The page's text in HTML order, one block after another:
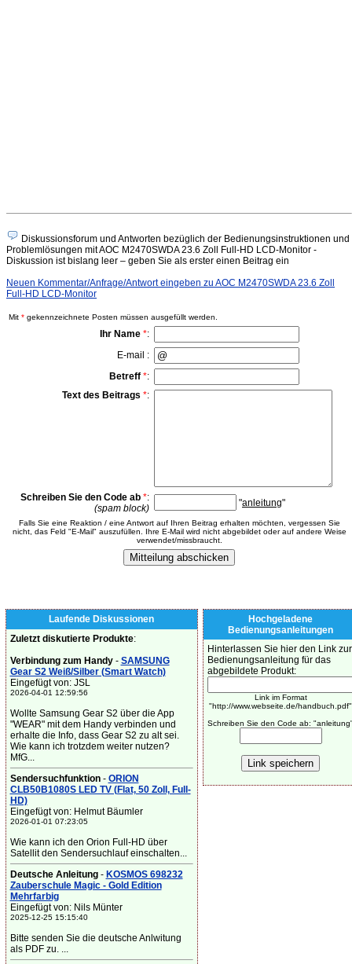
Diskussionsforum und Antworten bezüglich der Bedienungsinstruktionen und
Problemlösungen mit AOC M2470SWDA 23.6 Zoll Full-HD LCD-Monitor -
Diskussion ist bislang leer – geben Sie als erster einen Beitrag ein
Neuen Kommentar/Anfrage/Antwort eingeben zu AOC M2470SWDA 23.6 Zoll
Full-HD LCD-Monitor
Mit * gekennzeichnete Posten müssen ausgefüllt werden.
Ihr Name *:
E-mail :
Betreff *:
Text des Beitrags *:
Schreiben Sie den Code ab *:
(spam block)
"anleitung"
Falls Sie eine Reaktion / eine Antwort auf Ihren Beitrag erhalten möchten, vergessen Sie
nicht, das Feld "E-Mail" auszufüllen. Ihre E-Mail wird nicht abgebildet oder auf andere Weise
verwendet/missbraucht.
Laufende Diskussionen
Zuletzt diskutierte Produkte:
Verbindung zum Handy- SAMSUNG
Gear S2 Weiß/Silber (Smart Watch)
Eingefügt von: JSL
2026-04-01 12:59:56
Wollte Samsung Gear S2 über die App
"WEAR" mit dem Handy verbinden und
erhalte die Info, dass Gear S2 zu alt sei.
Wie kann ich trotzdem weiter nutzen?
MfG...
Sendersuchfunktion- ORION
CLB50B1080S LED TV (Flat, 50 Zoll, Full-
HD)
Eingefügt von: Helmut Bäumler
2026-01-01 07:23:05
Wie kann ich den Orion Full-HD über
Satellit den Sendersuchlauf einschalten...
Deutsche Anleitung- KOSMOS 698232
Zauberschule Magic - Gold Edition
Mehrfarbig
Eingefügt von: Nils Münter
2025-12-25 15:15:40
Bitte senden Sie die deutsche Anlwitung
als PDF zu. ...
Hochgeladene
Bedienungsanleitungen
Hinterlassen Sie hier den Link zur
Bedienungsanleitung für das
abgebildete Produkt:
Link im Format
"http://www.webseite.de/handbuch.pdf"
Schreiben Sie den Code ab: